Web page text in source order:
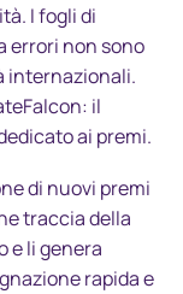
I fogli di
errori non sono
internazionali.
il
ai premi.
di nuovi premi
traccia della
e li genera
rapida e